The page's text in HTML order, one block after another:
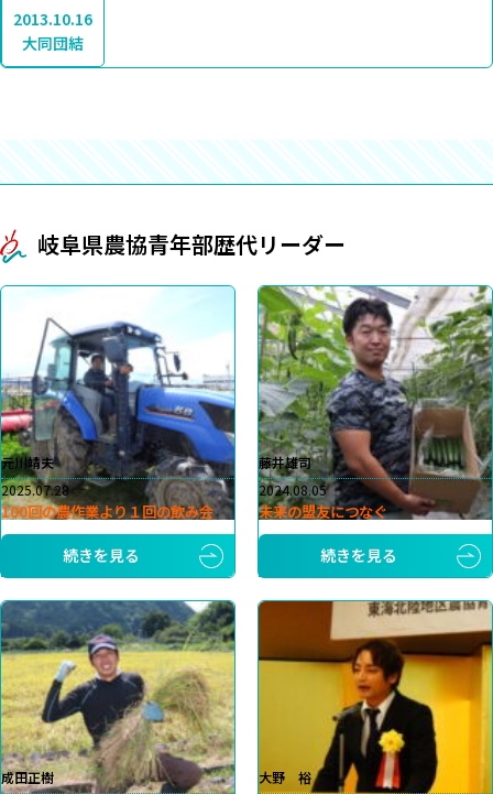
2013.10.16
大同団結
岐阜県農協青年部歴代リーダー
元川靖夫
2025.07.28
100回の農作業より１回の飲み会
続きを見る
藤井雄司
2024.08.05
未来の盟友につなぐ
続きを見る
成田正樹
大野 裕